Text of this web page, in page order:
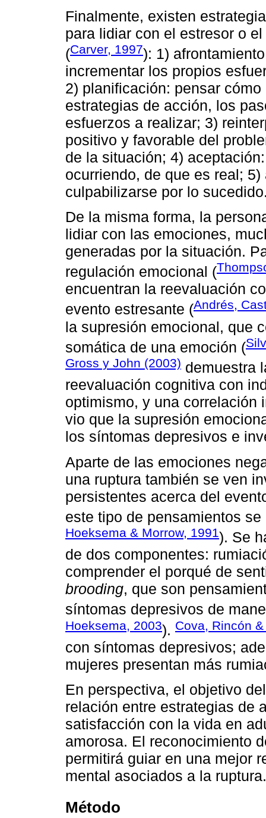
Finalmente, existen
para lidiar con el estresor o
(Carver, 1997): 1)
incrementar los propios
2) planificación: pensar
estrategias de acción, los
esfuerzos a realizar; 3)
positivo y favorable del
de la situación; 4)
ocurriendo, de que es real;
culpabilizarse por lo
De la misma forma, la
lidiar con las emociones,
generadas por la situación.
regulación emocional (
encuentran la reevaluación
evento estresante (Andrés,
la supresión emocional, que
somática de una emoción (
Gross y John (2003) demuestra
reevaluación cognitiva con
optimismo, y una correlación
vio que la supresión
los síntomas depresivos e
Aparte de las emociones
una ruptura también se ven
persistentes acerca del
este tipo de pensamientos
Hoeksema & Morrow, 1991). Se
de dos componentes:
comprender el porqué de
brooding, que son
síntomas depresivos de
Hoeksema, 2003). Cova, Rincón
con síntomas depresivos;
mujeres presentan más
En perspectiva, el objetivo
relación entre estrategias de
satisfacción con la vida en
amorosa. El reconocimiento
permitirá guiar en una mejor
mental asociados a la ruptura.
Método